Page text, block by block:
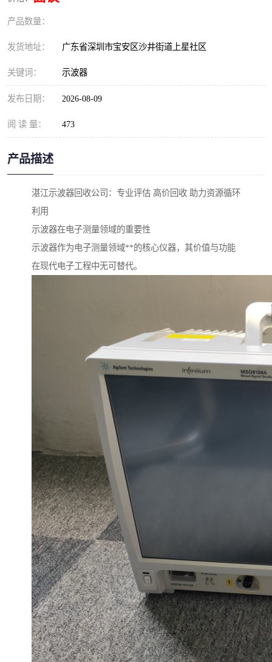
产品数量：
发货地址： 广东省深圳市宝安区沙井街道上星社区
关键词： 示波器
发布日期： 2026-08-09
阅 读 量： 473
产品描述
湛江示波器回收公司：专业评估 高价回收 助力资源循环
利用
示波器在电子测量领域的重要性
示波器作为电子测量领域**的核心仪器，其价值与功能
在现代电子工程中无可替代。